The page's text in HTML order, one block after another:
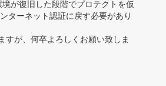
が復旧した段階でプロテクトを仮
ターネット認証に戻す必要があり
すが、何卒よろしくお願い致しま